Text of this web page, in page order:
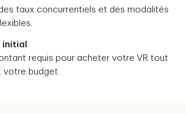
taux concurrentiels et des modalités
initial
requis pour acheter votre VR tout
votre budget.